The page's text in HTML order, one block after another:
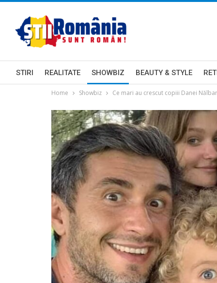
STIRI REALITATE SHOWBIZ BEAUTY & STYLE
Home Showbiz Ce mari au crescut copiii Danei